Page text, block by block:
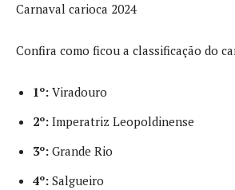
Carnaval carioca 2024
Confira como ficou a classificação do
1º: Viradouro
2º: Imperatriz Leopoldinense
3º: Grande Rio
4º: Salgueiro